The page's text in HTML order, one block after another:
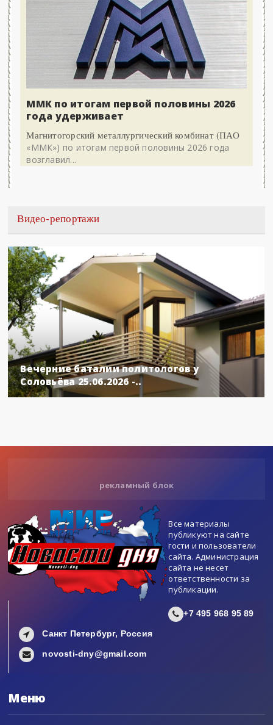
ММК по итогам первой половины 2026
года удерживает
Магнитогорский металлургический комбинат (ПАО
«ММК») по итогам первой половины 2026 года
возглавил...
Видео-репортажи
Вечерние баталии политологов у
Соловьёва 25.06.2026 -..
рекламный блок
Все материалы
публикуют на сайте
гости и пользователи
сайта. Администрация
сайта не несет
ответственности за
публикации.
+7 495 968 95 89
Санкт Петербург, Россия
novosti-dny@gmail.com
Меню